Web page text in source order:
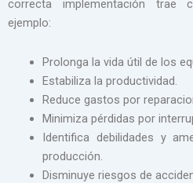
correcta implementación trae
ejemplo:
Prolonga la vida útil de los
Estabiliza la productividad.
Reduce gastos por
Minimiza pérdidas por
Identifica debilidades y
producción.
Disminuye riesgos de